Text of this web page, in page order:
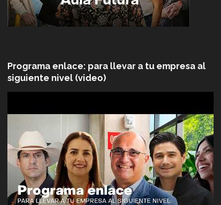
Programa enlace: para llevar a tu empresa al
siguiente nivel (video)